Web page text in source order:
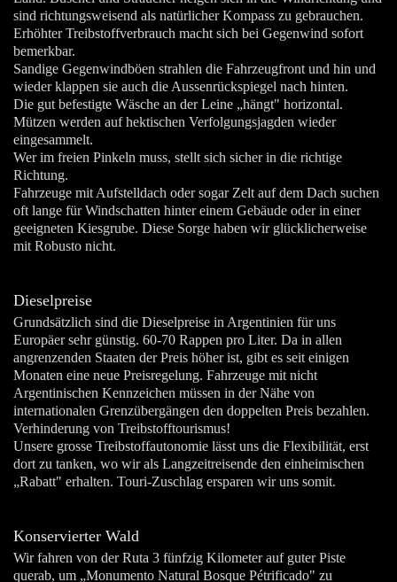
sind richtungsweisend als natürlicher Kompass zu gebrauchen.
Erhöhter Treibstoffverbrauch macht sich bei Gegenwind sofort
bemerkbar.
Sandige Gegenwindböen strahlen die Fahrzeugfront und hin und
wieder klappen sie auch die Aussenrückspiegel nach hinten.
Die gut befestigte Wäsche an der Leine „hängt" horizontal.
Mützen werden auf hektischen Verfolgungsjagden wieder
eingesammelt.
Wer im freien Pinkeln muss, stellt sich sicher in die richtige
Richtung.
Fahrzeuge mit Aufstelldach oder sogar Zelt auf dem Dach suchen
oft lange für Windschatten hinter einem Gebäude oder in einer
geeigneten Kiesgrube. Diese Sorge haben wir glücklicherweise
mit Robusto nicht.
Dieselpreise
Grundsätzlich sind die Dieselpreise in Argentinien für uns
Europäer sehr günstig. 60-70 Rappen pro Liter. Da in allen
angrenzenden Staaten der Preis höher ist, gibt es seit einigen
Monaten eine neue Preisregelung. Fahrzeuge mit nicht
Argentinischen Kennzeichen müssen in der Nähe von
internationalen Grenzübergängen den doppelten Preis bezahlen.
Verhinderung von Treibstofftourismus!
Unsere grosse Treibstoffautonomie lässt uns die Flexibilität, erst
dort zu tanken, wo wir als Langzeitreisende den einheimischen
„Rabatt" erhalten. Touri-Zuschlag ersparen wir uns somit.
Konservierter Wald
Wir fahren von der Ruta 3 fünfzig Kilometer auf guter Piste
querab, um „Monumento Natural Bosque Pétrificado" zu